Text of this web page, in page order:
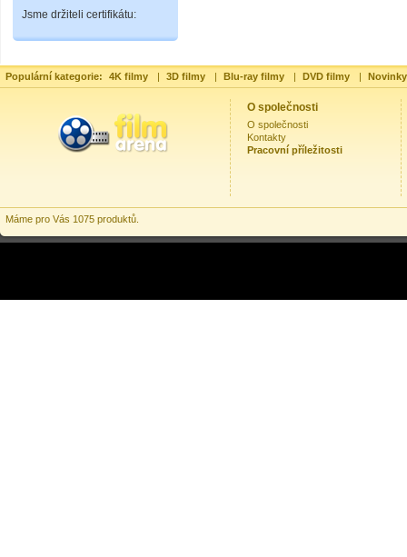
Jsme držiteli certifikátu:
Populární kategorie: 4K filmy | 3D filmy | Blu-ray filmy | DVD filmy |
O společnosti
O společnosti
Kontakty
Pracovní příležitosti
Máme pro Vás 1075 produktů.